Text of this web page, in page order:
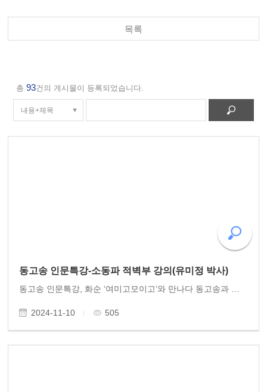
목록
총93건의 게시물이 등록되었습니다.
동고송 인문특강-소동파 적벽부 강의(유미정 박사)
2024-11-10 505